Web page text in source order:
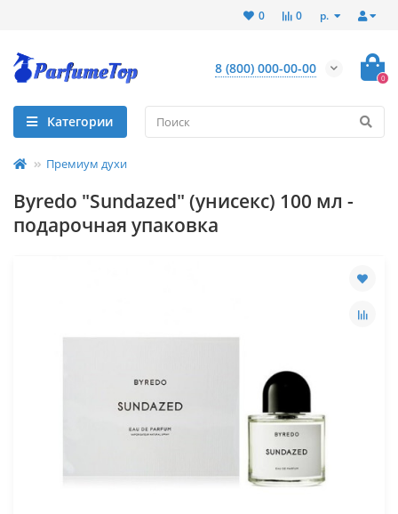
р.
0
0
8 (800) 000-00-00
0
Категории
Премиум духи
Byredo "Sundazed" (унисекс) 100 мл -
подарочная упаковка